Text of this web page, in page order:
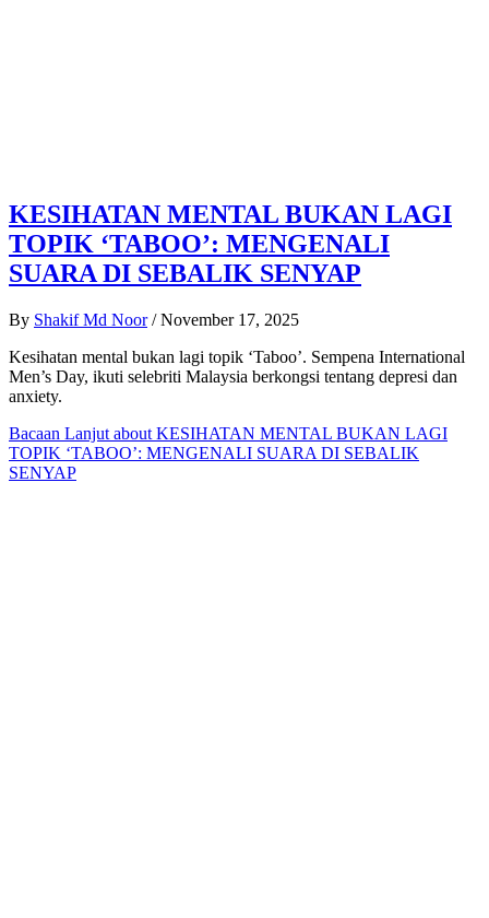
KESIHATAN MENTAL BUKAN LAGI
TOPIK ‘TABOO’: MENGENALI
SUARA DI SEBALIK SENYAP
By Shakif Md Noor / November 17, 2025
Kesihatan mental bukan lagi topik ‘Taboo’. Sempena International
Men’s Day, ikuti selebriti Malaysia berkongsi tentang depresi dan
anxiety.
Bacaan Lanjut about KESIHATAN MENTAL BUKAN LAGI
TOPIK ‘TABOO’: MENGENALI SUARA DI SEBALIK
SENYAP